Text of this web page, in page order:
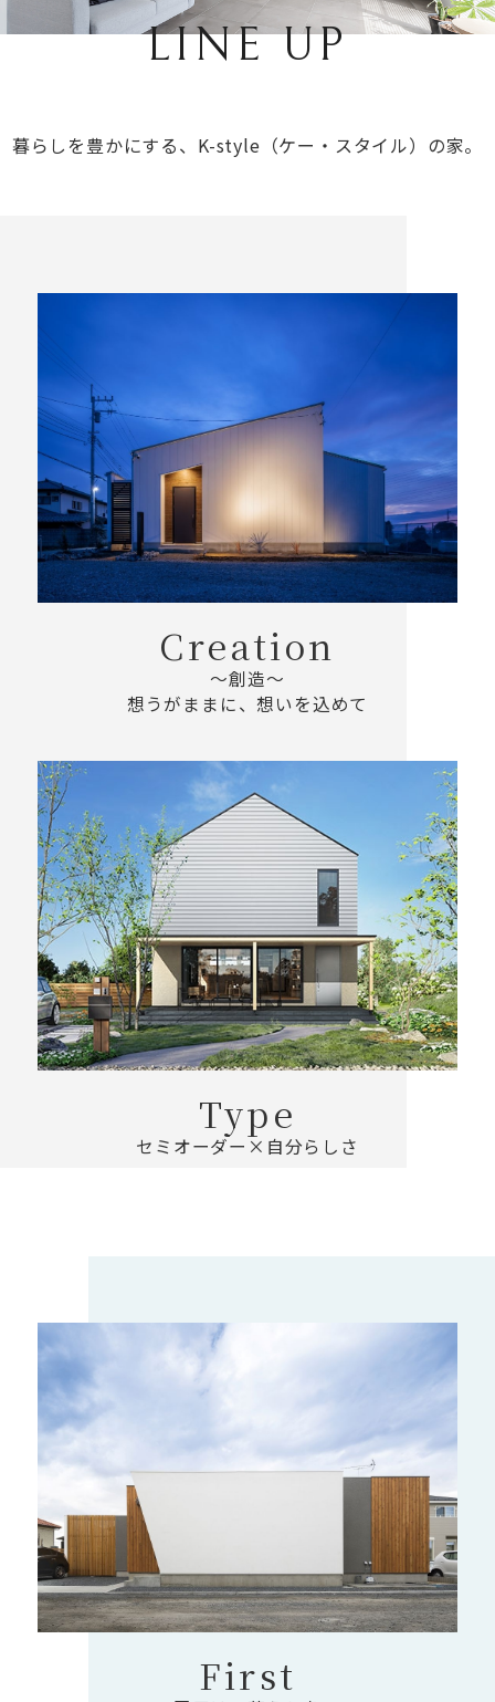
LINE UP
暮らしを豊かにする、 K-style（ケー・スタイル）の家。
Creation
～創造～
想うがままに、想いを込めて
Type
セミオーダー×自分らしさ
First